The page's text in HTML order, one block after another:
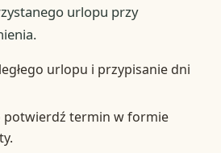
urlopu przy
urlopu i przypisanie dni
potwierdź termin w formie